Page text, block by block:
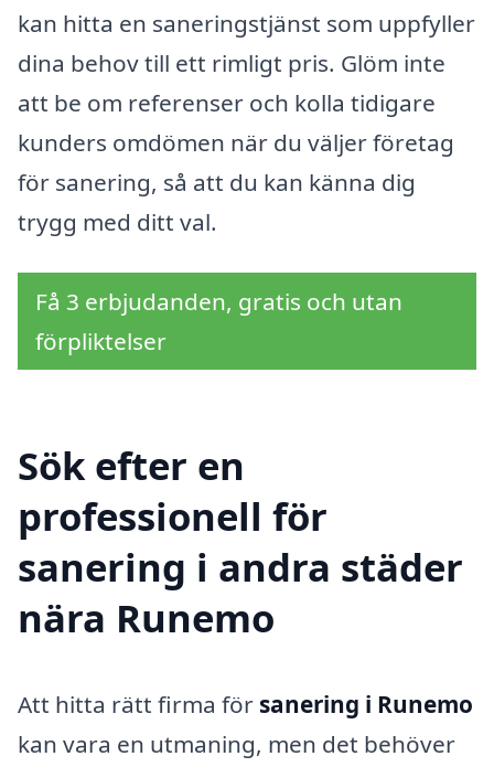
kan hitta en saneringstjänst som uppfyller
dina behov till ett rimligt pris. Glöm inte
att be om referenser och kolla tidigare
kunders omdömen när du väljer företag
för sanering, så att du kan känna dig
trygg med ditt val.
Få 3 erbjudanden, gratis och utan
förpliktelser
Sök efter en
professionell för
sanering i andra städer
nära Runemo
Att hitta rätt firma för sanering i Runemo
kan vara en utmaning, men det behöver